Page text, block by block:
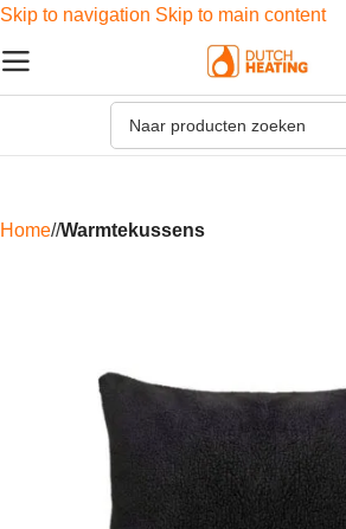
Skip to navigation Skip to main content
Home/ Warmtekussens